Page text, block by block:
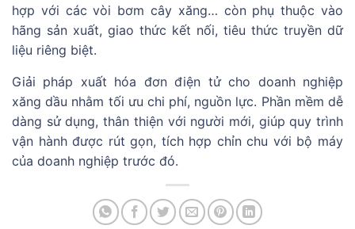
hợp với các vòi bơm cây xăng… còn phụ thuộc vào
hãng sản xuất, giao thức kết nối, tiêu thức truyền dữ
liệu riêng biệt.
Giải pháp xuất hóa đơn điện tử cho doanh nghiệp
xăng dầu nhằm tối ưu chi phí, nguồn lực. Phần mềm dễ
dàng sử dụng, thân thiện với người mới, giúp quy trình
vận hành được rút gọn, tích hợp chỉn chu với bộ máy
của doanh nghiệp trước đó.